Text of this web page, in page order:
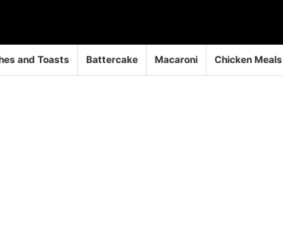
and Toasts Battercake Macaroni Chicken Meals